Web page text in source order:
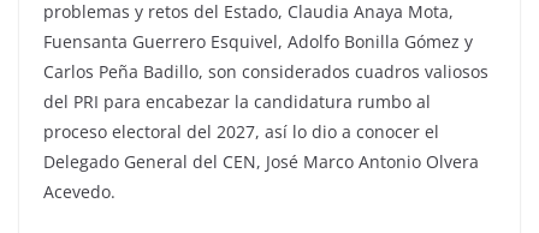
problemas y retos del Estado, Claudia Anaya Mota,
Fuensanta Guerrero Esquivel, Adolfo Bonilla Gómez y
Carlos Peña Badillo, son considerados cuadros valiosos
del PRI para encabezar la candidatura rumbo al
proceso electoral del 2027, así lo dio a conocer el
Delegado General del CEN, José Marco Antonio Olvera
Acevedo.